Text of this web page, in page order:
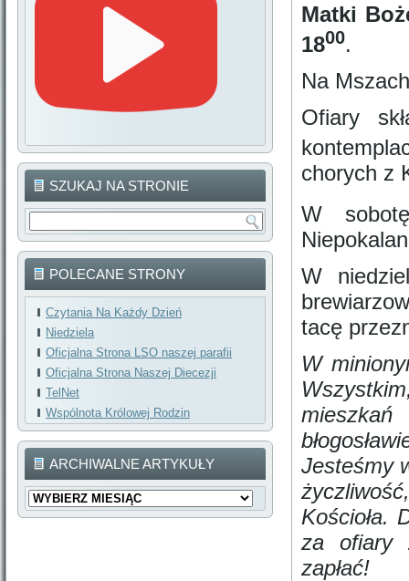
SZUKAJ NA STRONIE
POLECANE STRONY
Czytania Na Każdy Dzień
Niedziela
Oficjalna Strona LSO naszej parafii
Oficjalna Strona Naszej Diecezji
TelNet
Wspólnota Królowej Rodzin
ARCHIWALNE ARTYKUŁY
Archiwalne
Artykuły
Matki
1800.
Na
Ofiary
chorych z
W
W
tacę
W
Jesteśmy
Kościoła.
za ofiary
zapłać!